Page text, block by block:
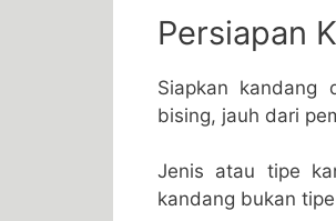
Persiapan
Siapkan kandang
bising, jauh dari
Jenis atau tipe
kandang bukan